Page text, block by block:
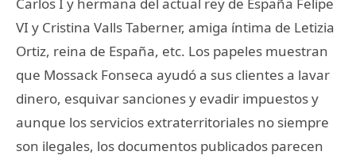
VI y Cristina Valls Taberner, amiga íntima de Letizia
Ortiz, reina de España, etc. Los papeles muestran
que Mossack Fonseca ayudó a sus clientes a lavar
dinero, esquivar sanciones y evadir impuestos y
aunque los servicios extraterritoriales no siempre
son ilegales, los documentos publicados parecen